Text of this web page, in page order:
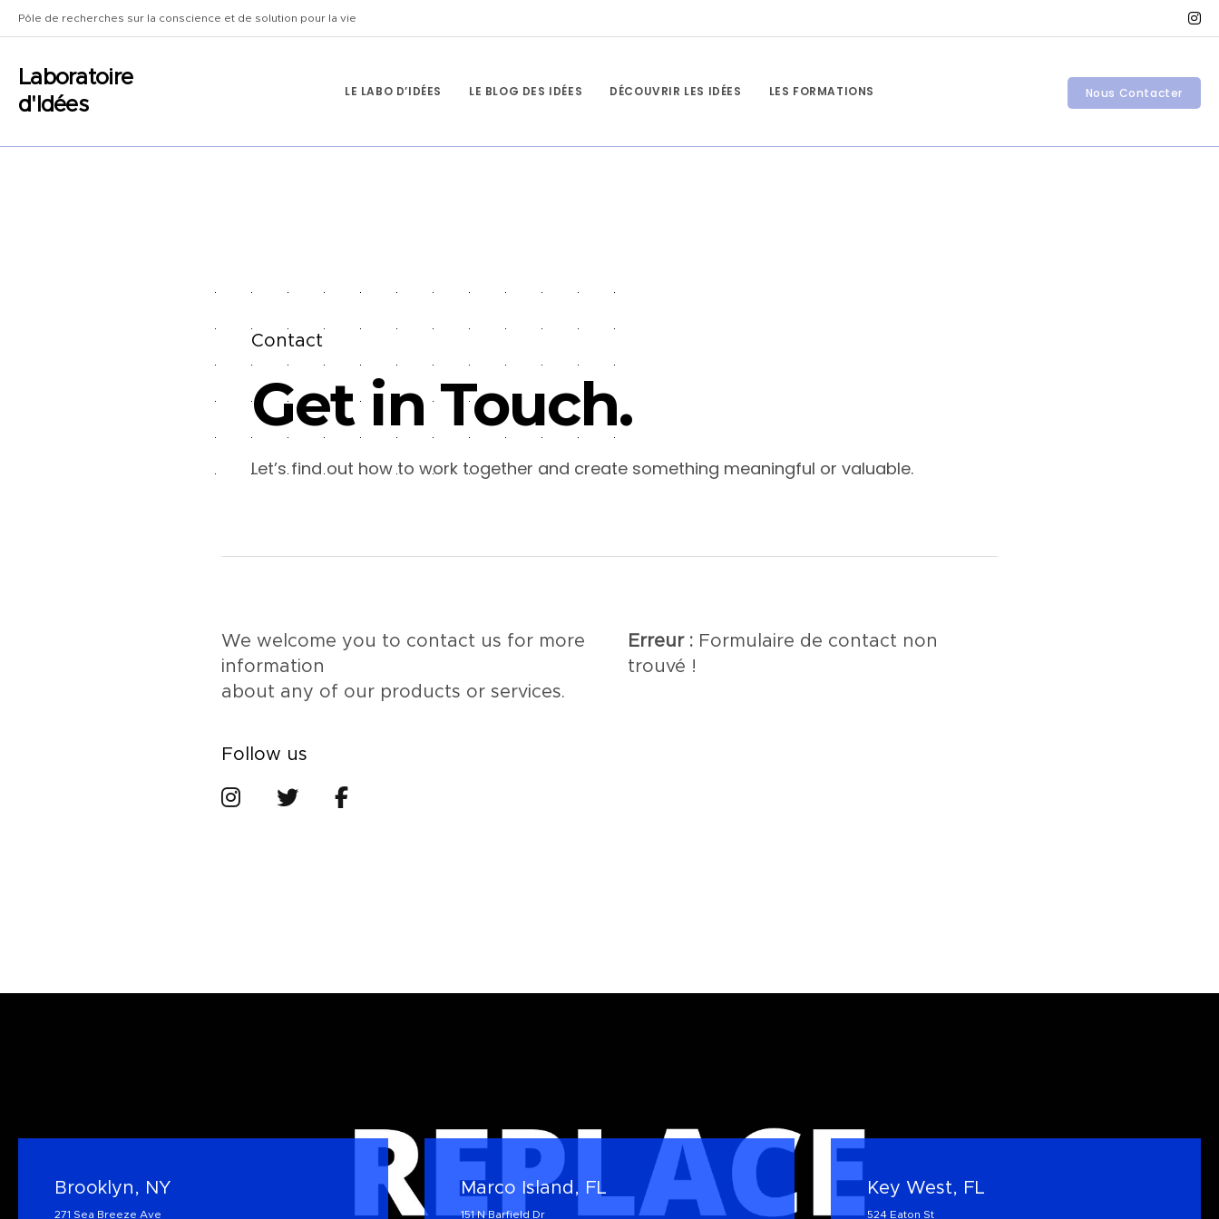
Pôle de recherches sur la conscience et de solution pour la vie
Laboratoire
d'Idées
LE LABO D’IDÉES LE BLOG DES IDÉES DÉCOUVRIR LES IDÉES LES FORMATIONS Nous Contacter
Contact
Get in Touch.
Let’s find out how to work together and create something meaningful or valuable.
We welcome you to contact us for more
information
about any of our products or services.
Follow us
Erreur : Formulaire de contact non
trouvé !
Brooklyn, NY
271 Sea Breeze Ave
Marco Island, FL
151 N Barfield Dr
Key West, FL
524 Eaton St